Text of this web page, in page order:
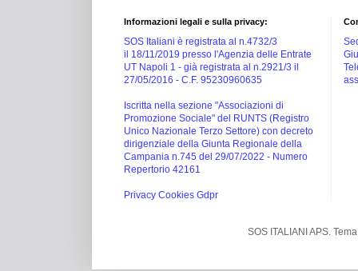
Informazioni legali e sulla privacy:
SOS Italiani è registrata al n.4732/3
il 18/11/2019 presso l'Agenzia delle Entrate
UT Napoli 1 - già registrata al n.2921/3 il
27/05/2016 - C.F. 95230960635
Iscritta nella sezione "Associazioni di
Promozione Sociale" del RUNTS (Registro
Unico Nazionale Terzo Settore) con decreto
dirigenziale della Giunta Regionale della
Campania n.745 del 29/07/2022 - Numero
Repertorio 42161
Privacy Cookies Gdpr
SOS ITALIANI APS.